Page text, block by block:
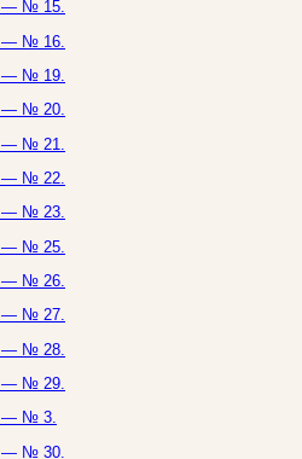
— № 15.
— № 16.
— № 19.
— № 20.
— № 21.
— № 22.
— № 23.
— № 25.
— № 26.
— № 27.
— № 28.
— № 29.
— № 3.
— № 30.